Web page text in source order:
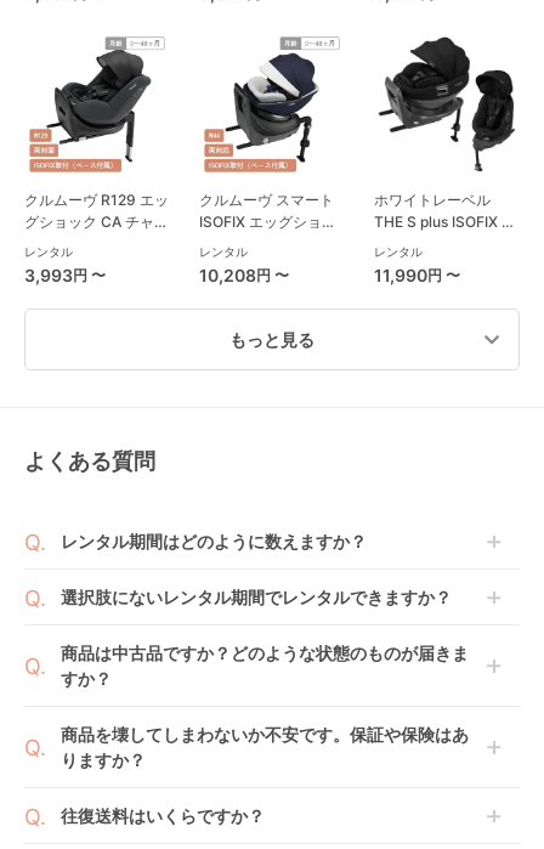
クルムーヴ R129 エッ
グショック CA チャイ
ルドシート コンビ
(Combi)
レンタル
3,993円 〜
クルムーヴ スマート
ISOFIX エッグショッ
ク JL-590 コンビ
(Combi) チャイルド
シート
レンタル
10,208円 〜
ホワイトレーベル
THE S plus ISOFIX エ
ッグショック ZC-750
チャイルドシート コ
ンビ(Combi)
レンタル
11,990円 〜
ャイルドシート
レンタル
3,652
チャイルドシート ア
レンタル
8,580
ジョイトリップ アド
ッグショック SC チャ
イルドシート コンビ
レンタル
ルドシート 西松屋
レンタル
もっと見る
よくある質問
レンタル期間はどのように数えますか？
開始日1日目となります。
日までに配送業者（佐川急便）に商品の引渡しとなり
ます。
選択肢にないレンタル期間でレンタルできますか？
間の利用が可能です。
例えば4ヶ月の場合、3ヶ月レンタル＋1ヶ月延長とし
の上で、早期にご返却ください。
商品は中古品ですか？どのような状態のものが届きま
すか？
のもございます。
新品商品はメーカーから仕入れた状態のものをお送り
走行テストを行う場合がございます。
商品を壊してしまわないか不安です。保証や保険はあ
りますか？
おります。
往復送料はいくらですか？